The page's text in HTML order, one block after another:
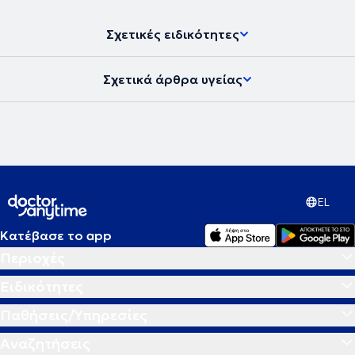
Σχετικές ειδικότητες
Σχετικά άρθρα υγείας
EL
Κατέβασε το app